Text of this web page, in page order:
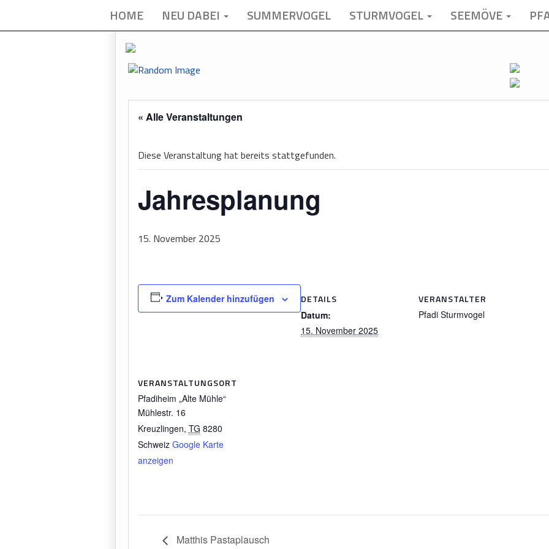
HOME NEU DABEI SUMMERVOGEL STURMVOGEL SEEMÖVE
« Alle Veranstaltungen
Diese Veranstaltung hat bereits stattgefunden.
Jahresplanung
15. November 2025
Zum Kalender hinzufügen DETAILS
Datum:
15. November 2025
VERANSTALTER
Pfadi Sturmvogel
VERANSTALTUNGSORT
Pfadiheim „Alte Mühle“
Mühlestr. 16
Kreuzlingen, TG 8280
Schweiz Google Karte
anzeigen
Matthis Pastaplausch